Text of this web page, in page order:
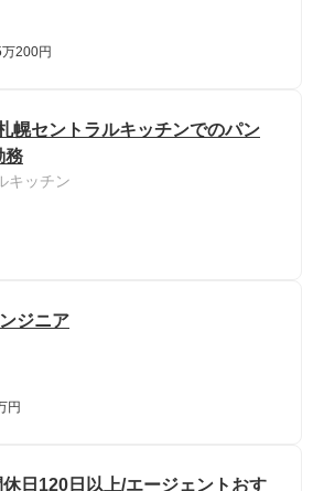
200円
幌セントラルキッチンでのパン
務
キッチン
ジニア
円
日120日以上/エージェントおす